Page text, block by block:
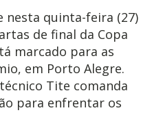
nesta quinta-feira (27)
de final da Copa
marcado para as
em Porto Alegre.
Tite comanda
para enfrentar os